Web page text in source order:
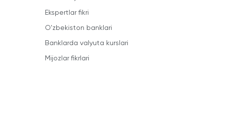
Ekspertlar fikri
O'zbekiston banklari
Banklarda valyuta kurslari
Mijozlar fikrlari